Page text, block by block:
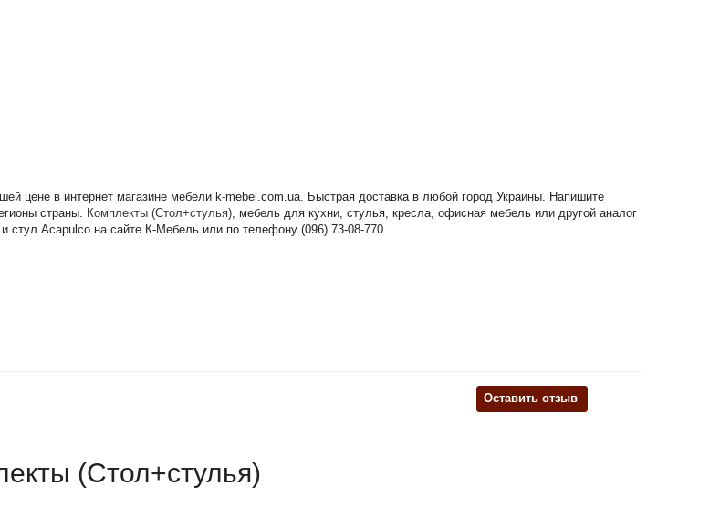
цене в интернет магазине мебели k-mebel.com.ua. Быстрая доставка в любой город Украины. Напишите
страны. Комплекты (Стол+стулья), мебель для кухни, стулья, кресла, офисная мебель или другой аналог
стул Acapulco на сайте К-Мебель или по телефону (096) 73-08-770.
Оставить отзыв
(Стол+стулья)